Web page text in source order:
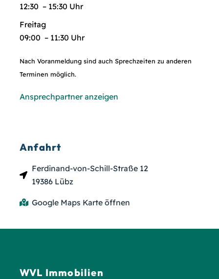
12:30 – 15:30 Uhr
Freitag
09:00 – 11:30 Uhr
Nach Voranmeldung sind auch Sprechzeiten zu anderen
Terminen möglich.
Ansprechpartner anzeigen
Anfahrt
Ferdinand-von-Schill-Straße 12
19386 Lübz
Google Maps Karte öffnen
WVL Immobilien